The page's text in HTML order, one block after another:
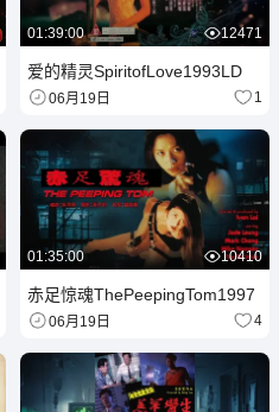
01:39:00 12471
爱的精灵SpiritofLove1993LD
06月19日 1
01:35:00 10410
赤足惊魂ThePeepingTom1997
06月19日 4